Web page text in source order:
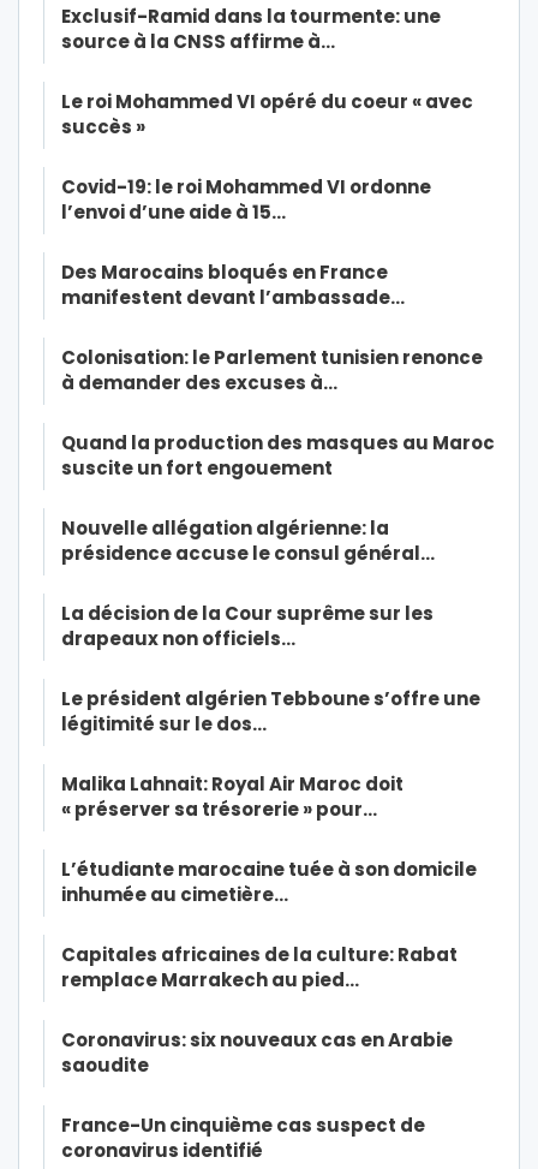
Exclusif-Ramid dans la tourmente: une
source à la CNSS affirme à…
Le roi Mohammed VI opéré du coeur « avec
succès »
Covid-19: le roi Mohammed VI ordonne
l’envoi d’une aide à 15…
Des Marocains bloqués en France
manifestent devant l’ambassade…
Colonisation: le Parlement tunisien renonce
à demander des excuses à…
Quand la production des masques au Maroc
suscite un fort engouement
Nouvelle allégation algérienne: la
présidence accuse le consul général…
La décision de la Cour suprême sur les
drapeaux non officiels…
Le président algérien Tebboune s’offre une
légitimité sur le dos…
Malika Lahnait: Royal Air Maroc doit
« préserver sa trésorerie » pour…
L’étudiante marocaine tuée à son domicile
inhumée au cimetière…
Capitales africaines de la culture: Rabat
remplace Marrakech au pied…
Coronavirus: six nouveaux cas en Arabie
saoudite
France-Un cinquième cas suspect de
coronavirus identifié